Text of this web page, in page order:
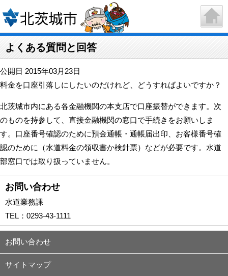
よくある質問と回答
公開日 2015年03月23日
料金を口座引落しにしたいのだけれど、どうすればよいですか？
北茨城市内にある各金融機関の本支店で口座振替ができます。次
のものを持参して、直接金融機関の窓口で手続きをお願いしま
す。口座番号確認のために預金通帳・通帳届出印、お客様番号確
認のために（水道料金の領収書か検針票）などが必要です。水道
部窓口では取り扱っていません。
お問い合わせ
水道業務課
TEL： 0293-43-1111
お問い合わせ
サイトマップ